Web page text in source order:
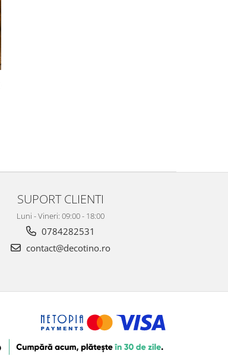
SUPORT CLIENTI
Luni - Vineri: 09:00 - 18:00
0784282531
contact@decotino.ro